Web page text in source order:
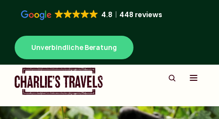
4.8 448 reviews
Unverbindliche Beratung